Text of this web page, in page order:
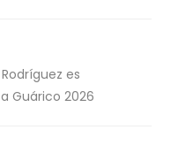
es
Guárico 2026